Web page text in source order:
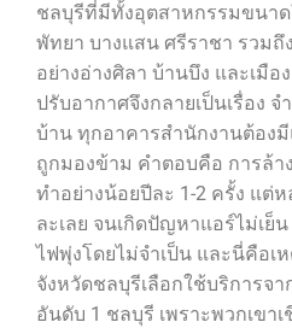
ชลบุรีที่มีทั้งอุตสาหกรรมขนาด
พัทยา บางแสน ศรีราชา รวม
อย่างอ่างศิลา บ้านบึง และเมือ
ปรับอากาศจึงกลายเป็นเรื่อง
บ้าน ทุกอาคารสำนักงานต้อง
ถูกมองข้าม คำตอบคือ การล้า
ทำอย่างน้อยปีละ 1-2 ครั้ง แต่
ละเลย จนเกิดปัญหาแอร์ไม่เย็
ไฟพุ่งโดยไม่จำเป็น และนี่คือ
จังหวัดชลบุรีเลือกใช้บริการจ
อันดับ 1 ชลบุรี เพราะพวกเขา